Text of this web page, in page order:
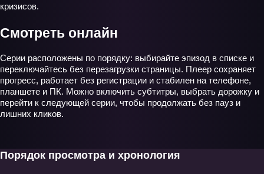
кризисов.
Смотреть онлайн
Серии расположены по порядку: выбирайте эпизод в списке и
переключайтесь без перезагрузки страницы. Плеер сохраняет
прогресс, работает без регистрации и стабилен на телефоне,
планшете и ПК. Можно включить субтитры, выбрать дорожку и
перейти к следующей серии, чтобы продолжать без пауз и
лишних кликов.
Порядок просмотра и хронология